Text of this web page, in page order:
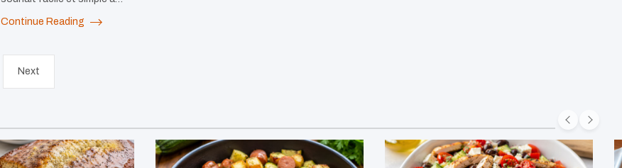
Continue Reading
Next